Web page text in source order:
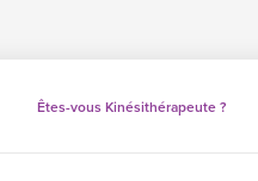
Êtes-vous Kinésithérapeute ?